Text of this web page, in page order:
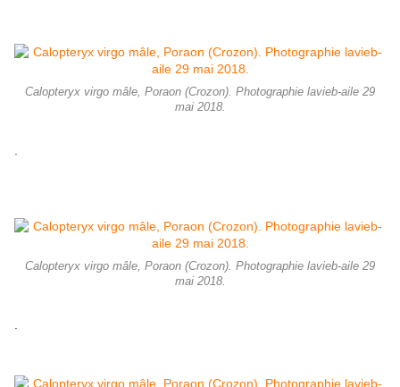
Calopteryx virgo mâle, Poraon (Crozon). Photographie lavieb-aile 29
mai 2018.
Calopteryx virgo mâle, Poraon (Crozon). Photographie lavieb-aile 29
mai 2018.